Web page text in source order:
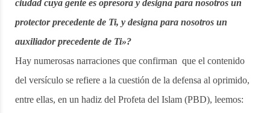
ciudad cuya gente es opresora y designa para nosotros un
protector precedente de Ti, y designa para nosotros un
auxiliador precedente de Ti»?
Hay numerosas narraciones que confirman que el contenido
del versículo se refiere a la cuestión de la defensa al oprimido,
entre ellas, en un hadiz del Profeta del Islam (PBD), leemos: